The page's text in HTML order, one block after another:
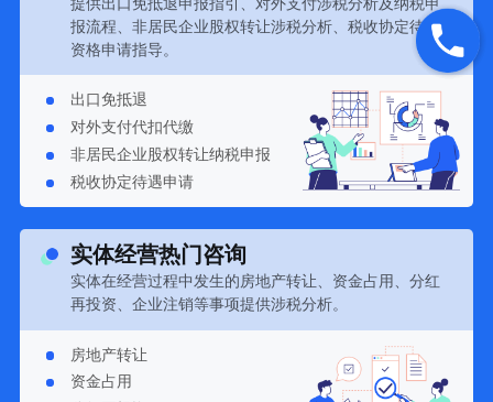
提供出口免抵退申报指引、对外支付涉税分析及纳税申
报流程、非居民企业股权转让涉税分析、税收协定待遇
资格申请指导。
出口免抵退
对外支付代扣代缴
非居民企业股权转让纳税申报
税收协定待遇申请
实体经营热门咨询
实体在经营过程中发生的房地产转让、资金占用、分红
再投资、企业注销等事项提供涉税分析。
房地产转让
资金占用